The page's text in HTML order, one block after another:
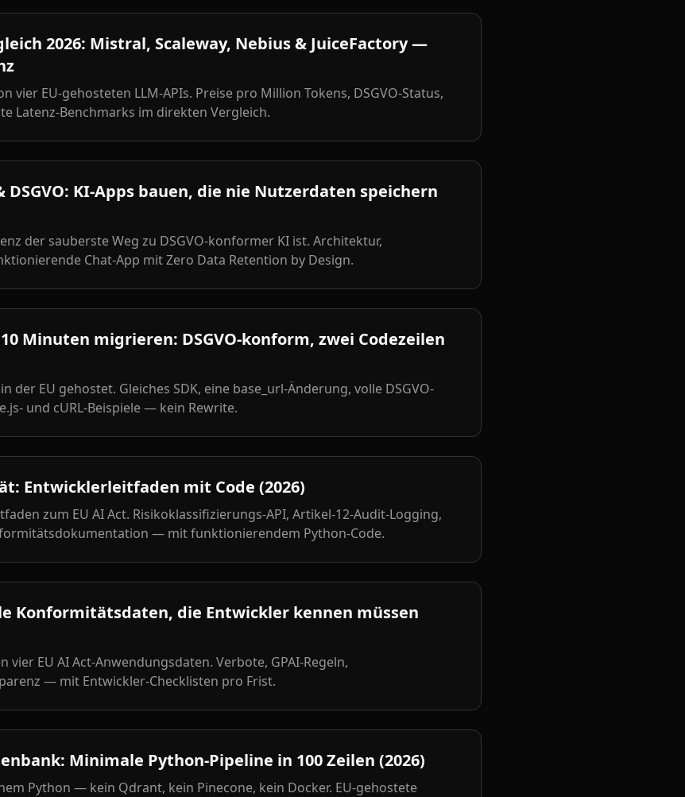
2026: Mistral, Scaleway, Nebius & JuiceFactory —
vier EU-gehosteten LLM-APIs. Preise pro Million Tokens, DSGVO-Status,
Latenz-Benchmarks im direkten Vergleich.
DSGVO: KI-Apps bauen, die nie Nutzerdaten speichern
der sauberste Weg zu DSGVO-konformer KI ist. Architektur,
Chat-App mit Zero Data Retention by Design.
Minuten migrieren: DSGVO-konform, zwei Codezeilen
der EU gehostet. Gleiches SDK, eine base_url-Änderung, volle DSGVO-
und cURL-Beispiele — kein Rewrite.
Entwicklerleitfaden mit Code (2026)
zum EU AI Act. Risikoklassifizierungs-API, Artikel-12-Audit-Logging,
— mit funktionierendem Python-Code.
Konformitätsdaten, die Entwickler kennen müssen
vier EU AI Act-Anwendungsdaten. Verbote, GPAI-Regeln,
— mit Entwickler-Checklisten pro Frist.
Minimale Python-Pipeline in 100 Zeilen (2026)
Python — kein Qdrant, kein Pinecone, kein Docker. EU-gehostete